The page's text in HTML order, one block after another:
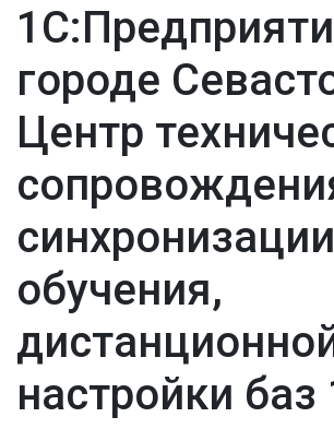
городе
Центр
обучения,
настройки баз